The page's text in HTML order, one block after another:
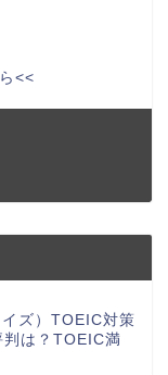
<<
ズ）TOEIC対策
判は？TOEIC満